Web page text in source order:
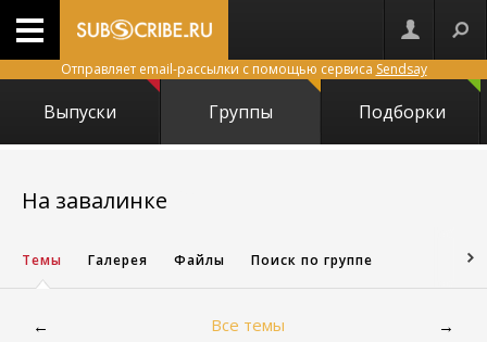
Отправляет email-рассылки с помощью сервиса Sendsay
Выпуски Группы Подборки
На завалинке
Темы Галерея Файлы Поиск по группе
← Все темы →